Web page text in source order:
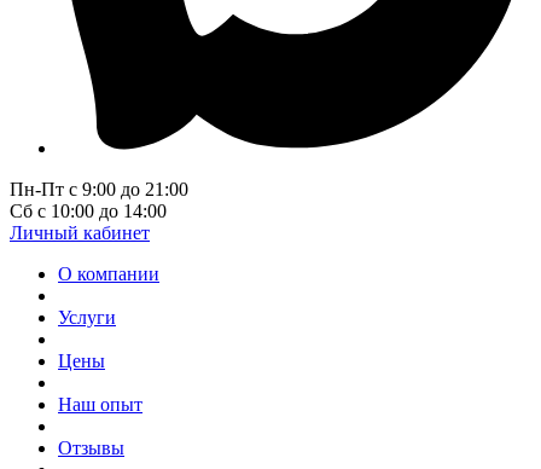
Пн-Пт с 9:00 до 21:00
Сб с 10:00 до 14:00
Личный кабинет
О компании
Услуги
Цены
Наш опыт
Отзывы